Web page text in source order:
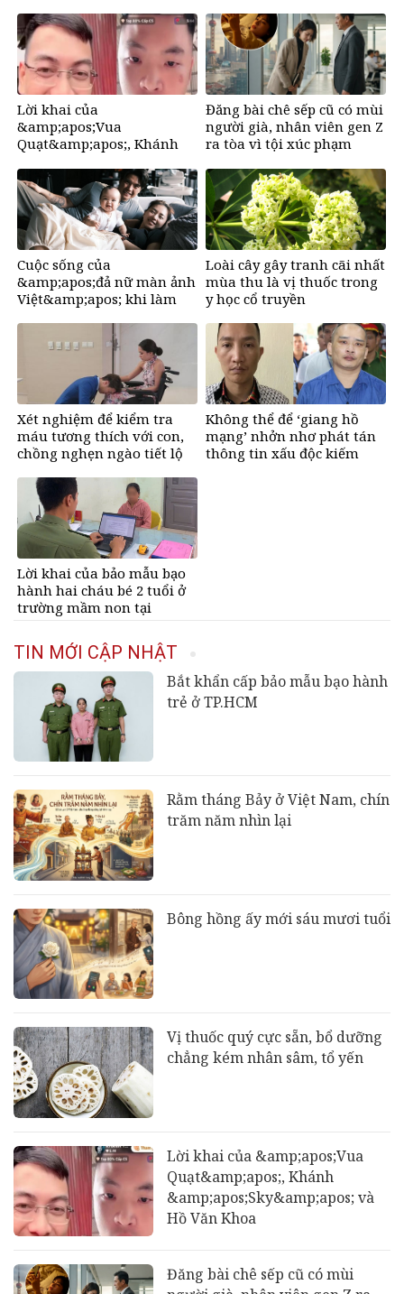
Lời khai của
&amp;apos;Vua
Quạt&amp;apos;, Khánh
và Hồ Văn Khoa
Đăng bài chê sếp cũ có mùi
người già, nhân viên gen Z
ra tòa vì tội xúc phạm
Cuộc sống của
&amp;apos;đả nữ màn ảnh
Việt&amp;apos; khi làm
Loài cây gây tranh cãi nhất
mùa thu là vị thuốc trong
y học cổ truyền
Xét nghiệm để kiểm tra
máu tương thích với con,
chồng nghẹn ngào tiết lộ
Không thể để ‘giang hồ
mạng’ nhởn nhơ phát tán
thông tin xấu độc kiếm
Lời khai của bảo mẫu bạo
hành hai cháu bé 2 tuổi ở
trường mầm non tại
TIN MỚI CẬP NHẬT
Bắt khẩn cấp bảo mẫu bạo hành
trẻ ở TP.HCM
Rằm tháng Bảy ở Việt Nam, chín
trăm năm nhìn lại
Bông hồng ấy mới sáu mươi tuổi
Vị thuốc quý cực sẵn, bổ dưỡng
chẳng kém nhân sâm, tổ yến
Lời khai của &amp;apos;Vua
Quạt&amp;apos;, Khánh
&amp;apos;Sky&amp;apos; và
Hồ Văn Khoa
Đăng bài chê sếp cũ có mùi